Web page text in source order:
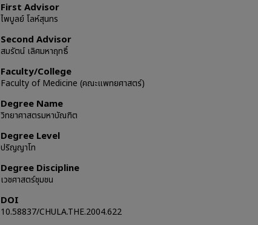
First Advisor
ไพบูลย์ โลห์สุนทร
Second Advisor
สมรัตน์ เลิศมหาฤทธิ์
Faculty/College
Faculty of Medicine (คณะแพทยศาสตร์)
Degree Name
วิทยาศาสตรมหาบัณฑิต
Degree Level
ปริญญาโท
Degree Discipline
เวชศาสตร์ชุมชน
DOI
10.58837/CHULA.THE.2004.622